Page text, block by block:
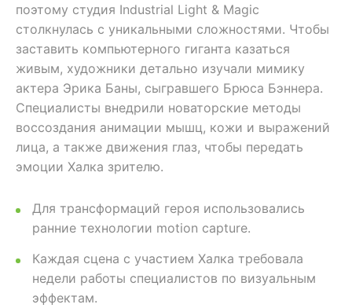
поэтому студия Industrial Light & Magic
столкнулась с уникальными сложностями. Чтобы
заставить компьютерного гиганта казаться
живым, художники детально изучали мимику
актера Эрика Баны, сыгравшего Брюса Бэннера.
Специалисты внедрили новаторские методы
воссоздания анимации мышц, кожи и выражений
лица, а также движения глаз, чтобы передать
эмоции Халка зрителю.
Для трансформаций героя использовались
ранние технологии motion capture.
Каждая сцена с участием Халка требовала
недели работы специалистов по визуальным
эффектам.